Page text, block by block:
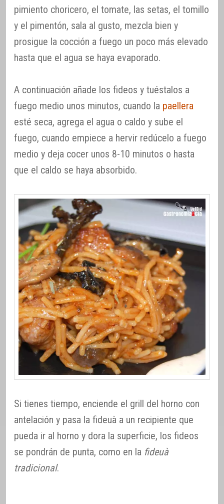
pimiento choricero, el tomate, las setas, el tomillo
y el pimentón, sala al gusto, mezcla bien y
prosigue la cocción a fuego un poco más elevado
hasta que el agua se haya evaporado.
A continuación añade los fideos y tuéstalos a
fuego medio unos minutos, cuando la paellera
esté seca, agrega el agua o caldo y sube el
fuego, cuando empiece a hervir redúcelo a fuego
medio y deja cocer unos 8-10 minutos o hasta
que el caldo se haya absorbido.
Si tienes tiempo, enciende el grill del horno con
antelación y pasa la fideuà a un recipiente que
pueda ir al horno y dora la superficie, los fideos
se pondrán de punta, como en la fideuà
tradicional.